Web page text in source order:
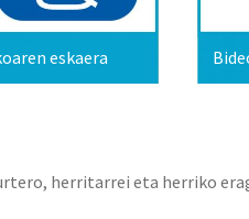
eskaera
herritarrei eta herriko